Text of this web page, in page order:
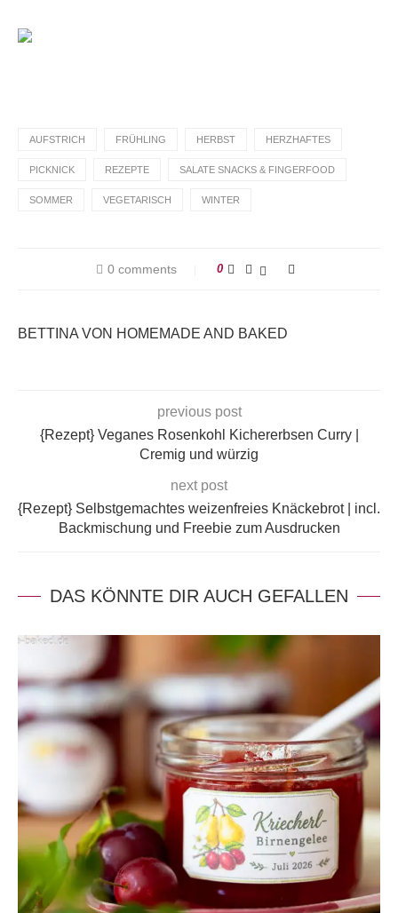
AUFSTRICH FRÜHLING HERBST HERZHAFTES
PICKNICK REZEPTE SALATE SNACKS & FINGERFOOD
SOMMER VEGETARISCH WINTER
0 comments 0
BETTINA VON HOMEMADE AND BAKED
previous post
{Rezept} Veganes Rosenkohl Kichererbsen Curry |
Cremig und würzig
next post
{Rezept} Selbstgemachtes weizenfreies Knäckebrot | incl.
Backmischung und Freebie zum Ausdrucken
DAS KÖNNTE DIR AUCH GEFALLEN